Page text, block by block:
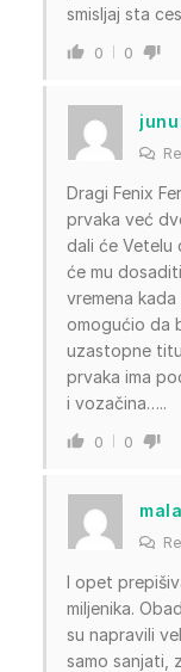
smisljaj sta
0 0
Dragi Fenix
prvaka već
dali će Vetelu
će mu
vremena
omogućio da
uzastopne
prvaka ima
i vozačina…..
0 0
I opet
miljenika.
su napravili
samo sanjati,